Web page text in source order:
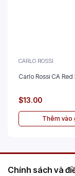
CARLO ROSSI
Carlo Rossi CA Red
$13.00
Thêm vào
Chính sách và